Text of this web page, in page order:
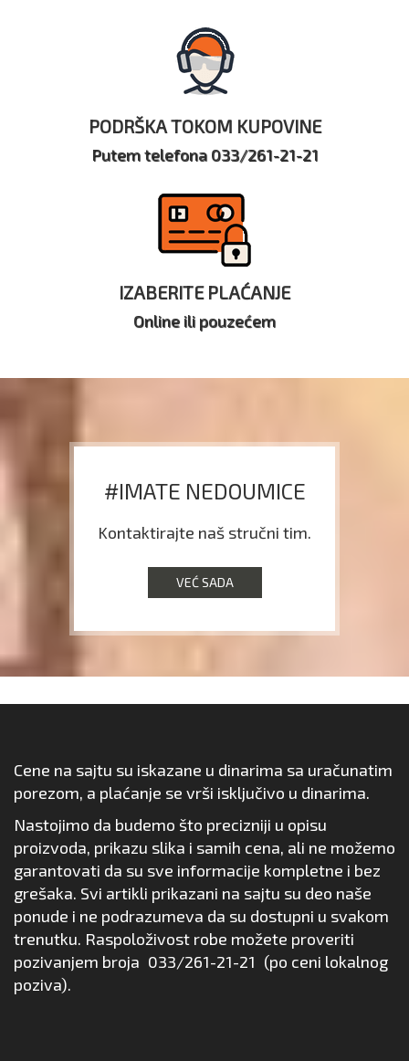
PODRŠKA TOKOM KUPOVINE
Putem telefona 033/261-21-21
IZABERITE PLAĆANJE
Online ili pouzećem
#IMATE NEDOUMICE
Kontaktirajte naš stručni tim.
VEĆ SADA
Cene na sajtu su iskazane u dinarima sa uračunatim
porezom, a plaćanje se vrši isključivo u dinarima.
Nastojimo da budemo što precizniji u opisu
proizvoda, prikazu slika i samih cena, ali ne možemo
garantovati da su sve informacije kompletne i bez
grešaka. Svi artikli prikazani na sajtu su deo naše
ponude i ne podrazumeva da su dostupni u svakom
trenutku. Raspoloživost robe možete proveriti
pozivanjem broja 033/261-21-21 (po ceni lokalnog
poziva).